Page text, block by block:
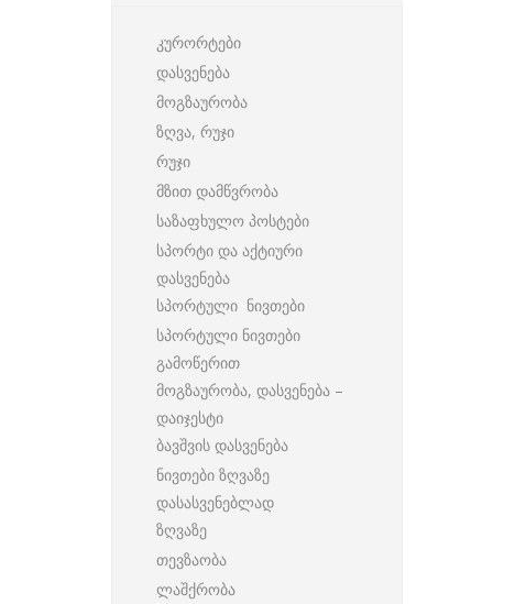
კურორტები
დასვენება
მოგზაურობა
ზღვა, რუჯი
რუჯი
მზით დამწვრობა
საზაფხულო პოსტები
სპორტი და აქტიური
დასვენება
სპორტული ნივთები
სპორტული ნივთები
გამოწერით
მოგზაურობა, დასვენება –
დაიჯესტი
ბავშვის დასვენება
ნივთები ზღვაზე
დასასვენებლად
ზღვაზე
თევზაობა
ლაშქრობა